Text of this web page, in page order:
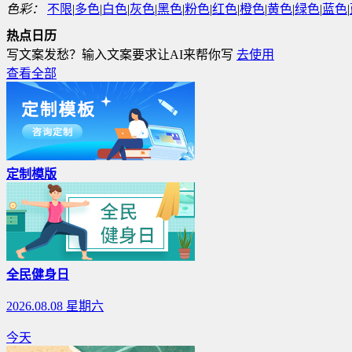
色彩：
不限|多色|白色|灰色|黑色|粉色|红色|橙色|黄色|绿色|蓝色|
热点日历
写文案发愁？输入文案要求让AI来帮你写 去使用
查看全部
定制模版
全民健身日
2026.08.08 星期六
今天